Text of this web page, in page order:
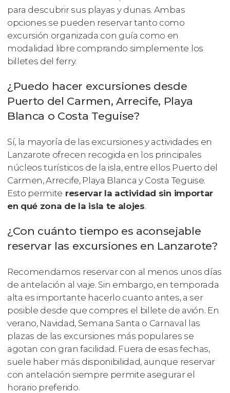
para descubrir sus playas y dunas. Ambas
opciones se pueden reservar tanto como
excursión organizada con guía como en
modalidad libre comprando simplemente los
billetes del ferry.
¿Puedo hacer excursiones desde
Puerto del Carmen, Arrecife, Playa
Blanca o Costa Teguise?
Sí, la mayoría de las excursiones y actividades en
Lanzarote ofrecen recogida en los principales
núcleos turísticos de la isla, entre ellos Puerto del
Carmen, Arrecife, Playa Blanca y Costa Teguise.
Esto permite reservar la actividad sin importar
en qué zona de la isla te alojes.
¿Con cuánto tiempo es aconsejable
reservar las excursiones en Lanzarote?
Recomendamos reservar con al menos unos días
de antelación al viaje. Sin embargo, en temporada
alta es importante hacerlo cuanto antes, a ser
posible desde que compres el billete de avión. En
verano, Navidad, Semana Santa o Carnaval las
plazas de las excursiones más populares se
agotan con gran facilidad. Fuera de esas fechas,
suele haber más disponibilidad, aunque reservar
con antelación siempre permite asegurar el
horario preferido.